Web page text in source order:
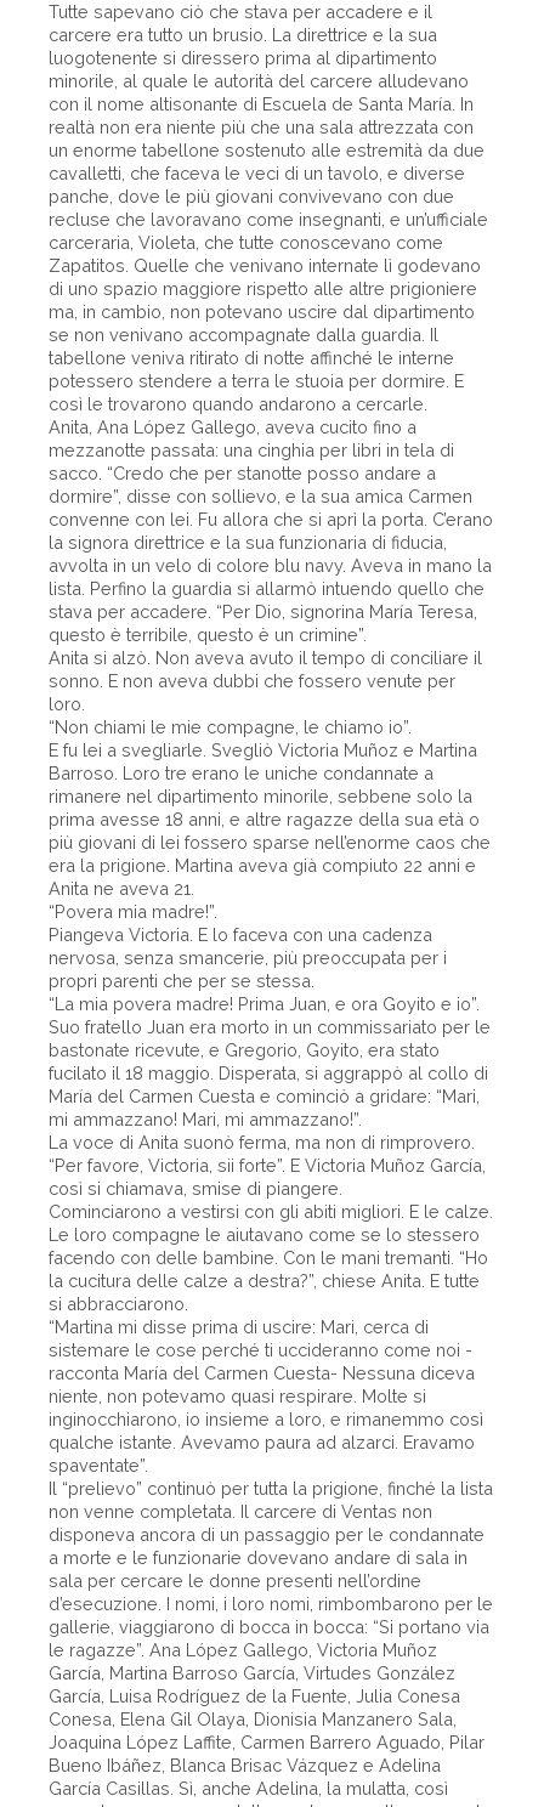
Tutte sapevano ciò che stava per accadere e il
carcere era tutto un brusio. La direttrice e la sua
luogotenente si diressero prima al dipartimento
minorile, al quale le autorità del carcere alludevano
con il nome altisonante di Escuela de Santa María. In
realtà non era niente più che una sala attrezzata con
un enorme tabellone sostenuto alle estremità da due
cavalletti, che faceva le veci di un tavolo, e diverse
panche, dove le più giovani convivevano con due
recluse che lavoravano come insegnanti, e un’ufficiale
carceraria, Violeta, che tutte conoscevano come
Zapatitos. Quelle che venivano internate lì godevano
di uno spazio maggiore rispetto alle altre prigioniere
ma, in cambio, non potevano uscire dal dipartimento
se non venivano accompagnate dalla guardia. Il
tabellone veniva ritirato di notte affinché le interne
potessero stendere a terra le stuoia per dormire. E
così le trovarono quando andarono a cercarle.
Anita, Ana López Gallego, aveva cucito fino a
mezzanotte passata: una cinghia per libri in tela di
sacco. “Credo che per stanotte posso andare a
dormire”, disse con sollievo, e la sua amica Carmen
convenne con lei. Fu allora che si aprì la porta. C’erano
la signora direttrice e la sua funzionaria di fiducia,
avvolta in un velo di colore blu navy. Aveva in mano la
lista. Perfino la guardia si allarmò intuendo quello che
stava per accadere. “Per Dio, signorina María Teresa,
questo è terribile, questo è un crimine”.
Anita si alzò. Non aveva avuto il tempo di conciliare il
sonno. E non aveva dubbi che fossero venute per
loro.
“Non chiami le mie compagne, le chiamo io”.
E fu lei a svegliarle. Svegliò Victoria Muñoz e Martina
Barroso. Loro tre erano le uniche condannate a
rimanere nel dipartimento minorile, sebbene solo la
prima avesse 18 anni, e altre ragazze della sua età o
più giovani di lei fossero sparse nell’enorme caos che
era la prigione. Martina aveva già compiuto 22 anni e
Anita ne aveva 21.
“Povera mia madre!”.
Piangeva Victoria. E lo faceva con una cadenza
nervosa, senza smancerie, più preoccupata per i
propri parenti che per se stessa.
“La mia povera madre! Prima Juan, e ora Goyito e io”.
Suo fratello Juan era morto in un commissariato per le
bastonate ricevute, e Gregorio, Goyito, era stato
fucilato il 18 maggio. Disperata, si aggrappò al collo di
María del Carmen Cuesta e cominciò a gridare: “Mari,
mi ammazzano! Mari, mi ammazzano!”.
La voce di Anita suonò ferma, ma non di rimprovero.
“Per favore, Victoria, sii forte”. E Victoria Muñoz García,
così si chiamava, smise di piangere.
Cominciarono a vestirsi con gli abiti migliori. E le calze.
Le loro compagne le aiutavano come se lo stessero
facendo con delle bambine. Con le mani tremanti. “Ho
la cucitura delle calze a destra?”, chiese Anita. E tutte
si abbracciarono.
“Martina mi disse prima di uscire: Mari, cerca di
sistemare le cose perché ti uccideranno come noi -
racconta María del Carmen Cuesta- Nessuna diceva
niente, non potevamo quasi respirare. Molte si
inginocchiarono, io insieme a loro, e rimanemmo così
qualche istante. Avevamo paura ad alzarci. Eravamo
spaventate”.
Il “prelievo” continuò per tutta la prigione, finché la lista
non venne completata. Il carcere di Ventas non
disponeva ancora di un passaggio per le condannate
a morte e le funzionarie dovevano andare di sala in
sala per cercare le donne presenti nell’ordine
d’esecuzione. I nomi, i loro nomi, rimbombarono per le
gallerie, viaggiarono di bocca in bocca: “Si portano via
le ragazze”. Ana López Gallego, Victoria Muñoz
García, Martina Barroso García, Virtudes González
García, Luisa Rodríguez de la Fuente, Julia Conesa
Conesa, Elena Gil Olaya, Dionisia Manzanero Sala,
Joaquina López Laffite, Carmen Barrero Aguado, Pilar
Bueno Ibáñez, Blanca Brisac Vázquez e Adelina
García Casillas. Sì, anche Adelina, la mulatta, così